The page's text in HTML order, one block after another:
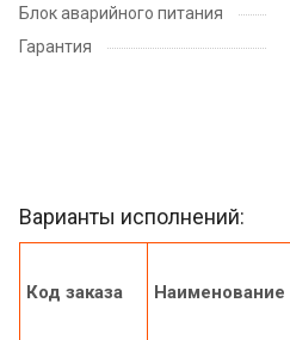
Блок аварийного питания
Гарантия
Варианты исполнений:
Код заказа Наименование